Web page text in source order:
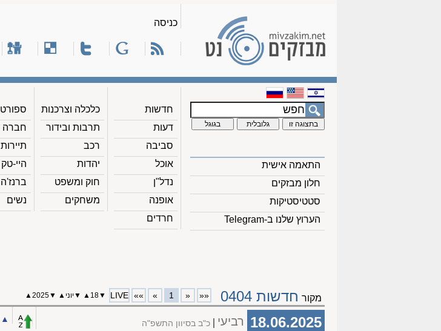
כניסה
התאמה אישית
חלון מבזקים
סטטיסטיקות
הערוץ שלנו ב-Telegram
חדשות
דעות
סביבה
אוכל
נדל"ן
אופנה
חרדים
כלכלה וצרכנות
תרבות ובידור
רכב
יהדות
חוק ומשפט
משחקים
ספורט
חברה
תיירות
היי-טק
ברנז'ה
נשים
מקור חדשות 0404 ««
«
1
»
»»
LIVE
▼
18
▲
▼יוני ▲
▼
2025
▲
18.06.2025 רביעי כ"ב בסיוון התשפ"ה ▲︎